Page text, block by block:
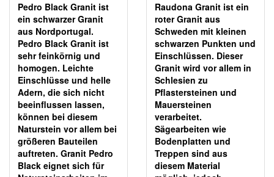
Pedro Black Granit ist
ein schwarzer Granit
aus Nordportugal.
Pedro Black Granit ist
sehr feinkörnig und
homogen. Leichte
Einschlüsse und helle
Adern, die sich nicht
beeinflussen lassen,
können bei diesem
Naturstein vor allem bei
größeren Bauteilen
auftreten. Granit Pedro
Black eignet sich für
Raudona Granit ist ein
roter Granit aus
Schweden mit kleinen
schwarzen Punkten und
Einschlüssen. Dieser
Granit wird vor allem in
Schlesien zu
Pflastersteinen und
Mauersteinen
verarbeitet.
Sägearbeiten wie
Bodenplatten und
Treppen sind aus
diesem Material